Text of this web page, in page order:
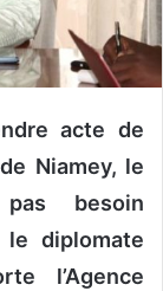
acte de
Niamey, le
besoin
le diplomate
l’Agence